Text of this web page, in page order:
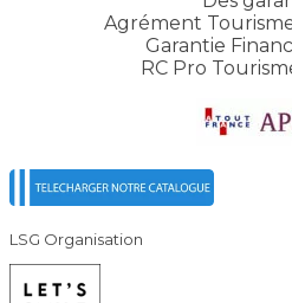
Agrément
Garantie
RC Pro
LSG Organisation